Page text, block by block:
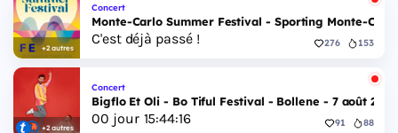
+2 autres
Concert
Monte-Carlo Summer Festival - Sporting Monte-
C'est déjà passé ! 276 153
+2 autres
Concert
Bigflo Et Oli - Bo Tiful Festival - Bollene - 7 août 2026
00 jour 15:44:15 91 88